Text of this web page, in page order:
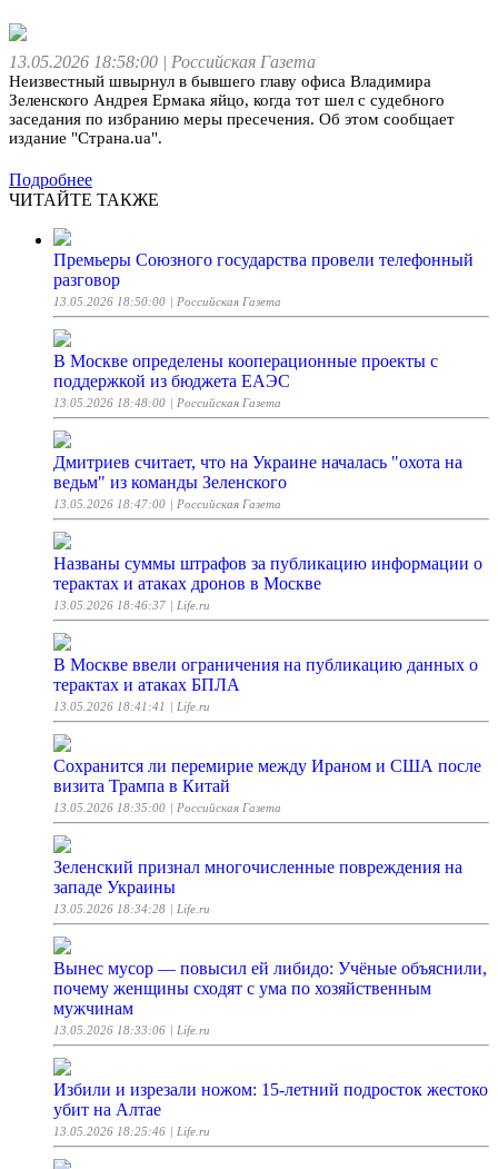
13.05.2026 18:58:00 | Российская Газета
Неизвестный швырнул в бывшего главу офиса Владимира
Зеленского Андрея Ермака яйцо, когда тот шел с судебного
заседания по избранию меры пресечения. Об этом сообщает
издание "Страна.ua".
Подробнее
ЧИТАЙТЕ ТАКЖЕ
Премьеры Союзного государства провели телефонный
разговор
13.05.2026 18:50:00 | Российская Газета
В Москве определены кооперационные проекты с
поддержкой из бюджета ЕАЭС
13.05.2026 18:48:00 | Российская Газета
Дмитриев считает, что на Украине началась "охота на
ведьм" из команды Зеленского
13.05.2026 18:47:00 | Российская Газета
Названы суммы штрафов за публикацию информации о
терактах и атаках дронов в Москве
13.05.2026 18:46:37 | Life.ru
В Москве ввели ограничения на публикацию данных о
терактах и атаках БПЛА
13.05.2026 18:41:41 | Life.ru
Сохранится ли перемирие между Ираном и США после
визита Трампа в Китай
13.05.2026 18:35:00 | Российская Газета
Зеленский признал многочисленные повреждения на
западе Украины
13.05.2026 18:34:28 | Life.ru
Вынес мусор — повысил ей либидо: Учёные объяснили,
почему женщины сходят с ума по хозяйственным
мужчинам
13.05.2026 18:33:06 | Life.ru
Избили и изрезали ножом: 15-летний подросток жестоко
убит на Алтае
13.05.2026 18:25:46 | Life.ru